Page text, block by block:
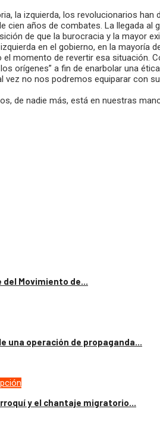
la izquierda, los revolucionarios
cien años de combates. La llegada
de que la burocracia y la mayor
en el gobierno, en la mayoría
el momento de revertir esa situación.
orígenes” a fin de enarbolar una
vez no nos podremos equiparar con
de nadie más, está en nuestras
Movimiento de...
una operación de propaganda...
y el chantaje migratorio...